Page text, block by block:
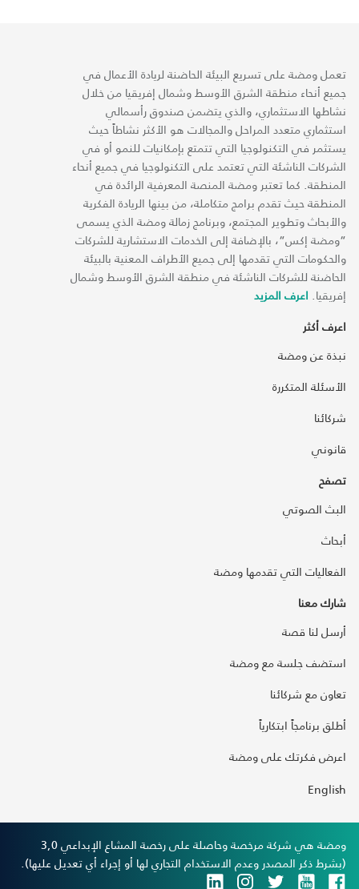
تعمل ومضة على تسريع البيئة الحاضنة لريادة الأعمال في
جميع أنحاء منطقة الشرق الأوسط وشمال إفريقيا من خلال
نشاطها الاستثماري، والذي يتضمن صندوق رأسمالي
استثماري متعدد المراحل والمجالات هو الأكثر نشاطاً حيث
يستثمر في التكنولوجيا التي تتمتع بإمكانيات للنمو أو في
الشركات الناشئة التي تعتمد على التكنولوجيا في جميع أنحاء
المنطقة. كما تعتبر ومضة المنصة المعرفية الرائدة في
المنطقة حيث تقدم برامج متكاملة، من بينها الريادة الفكرية
والأبحاث وتطوير المجتمع، وبرنامج زمالة ومضة الذي يسمى
“ومضة إكس“، بالإضافة إلى الخدمات الاستشارية للشركات
والحكومات التي تقدمها إلى جميع الأطراف المعنية بالبيئة
الحاضنة للشركات الناشئة في منطقة الشرق الأوسط وشمال
إفريقيا. اعرف المزيد
اعرف أكثر
نبذة عن ومضة
الأسئلة المتكررة
شركائنا
قانوني
تصفح
البث الصوتي
أبحاث
الفعاليات التي تقدمها ومضة
شارك معنا
أرسل لنا قصة
استضف جلسة مع ومضة
تعاون مع شركائنا
أطلق برنامجاً ابتكارياً
اعرض فكرتك على ومضة
English
ومضة هي شركة مرخصة وحاصلة على رخصة المشاع الإبداعي 3,0
(بشرط ذكر المصدر وعدم الاستخدام التجاري لها أو إجراء أي تعديل عليها).